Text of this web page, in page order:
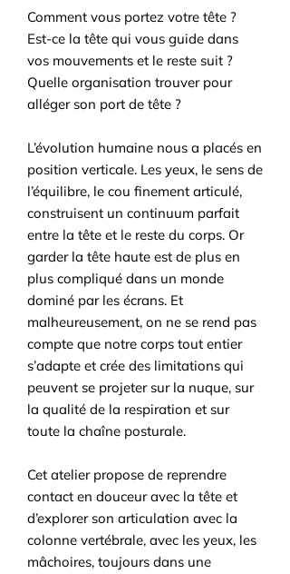
Comment vous portez votre tête ?
Est-ce la tête qui vous guide dans
vos mouvements et le reste suit ?
Quelle organisation trouver pour
alléger son port de tête ?
L’évolution humaine nous a placés en
position verticale. Les yeux, le sens de
l’équilibre, le cou finement articulé,
construisent un continuum parfait
entre la tête et le reste du corps. Or
garder la tête haute est de plus en
plus compliqué dans un monde
dominé par les écrans. Et
malheureusement, on ne se rend pas
compte que notre corps tout entier
s’adapte et crée des limitations qui
peuvent se projeter sur la nuque, sur
la qualité de la respiration et sur
toute la chaîne posturale.
Cet atelier propose de reprendre
contact en douceur avec la tête et
d’explorer son articulation avec la
colonne vertébrale, avec les yeux, les
mâchoires, toujours dans une